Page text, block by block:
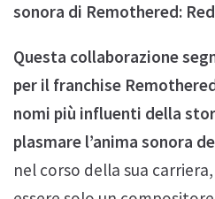
sonora di Remothered: Red
Questa collaborazione
per il franchise
nomi più influenti della
plasmare l’anima sonora
nel corso della sua